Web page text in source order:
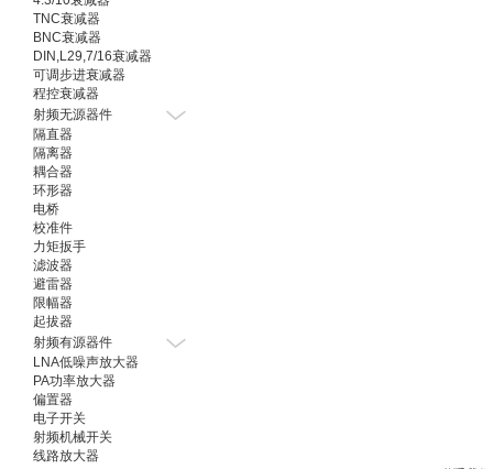
TNC衰减器
BNC衰减器
DIN,L29,7/16衰减器
可调步进衰减器
程控衰减器
射频无源器件
隔直器
隔离器
耦合器
环形器
电桥
校准件
力矩扳手
滤波器
避雷器
限幅器
起拔器
射频有源器件
LNA低噪声放大器
PA功率放大器
偏置器
电子开关
射频机械开关
线路放大器